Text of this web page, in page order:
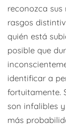
reconozca sus
rasgos
quién está
posible que
identificar a
fortuitamente.
son infalibles
más